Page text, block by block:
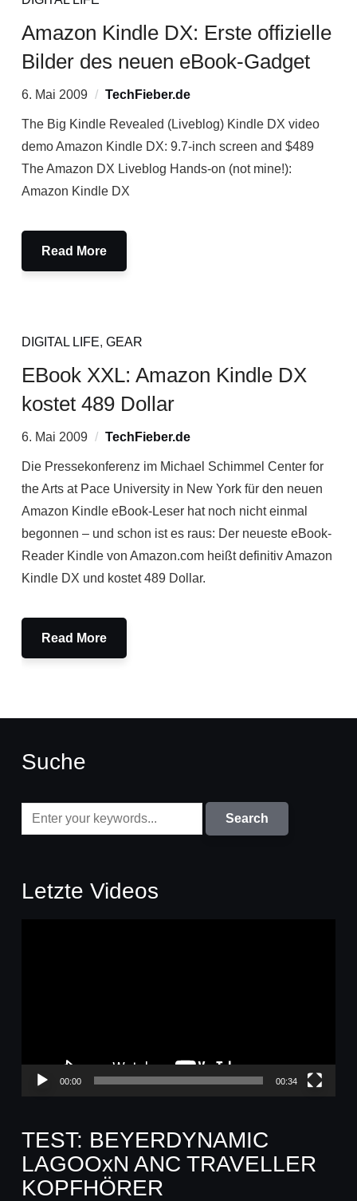
Amazon Kindle DX: Erste offizielle
Bilder des neuen eBook-Gadget
6. Mai 2009 TechFieber.de
The Big Kindle Revealed (Liveblog) Kindle DX video
demo Amazon Kindle DX: 9.7-inch screen and $489
The Amazon DX Liveblog Hands-on (not mine!):
Amazon Kindle DX
Read More
DIGITAL LIFE, GEAR
EBook XXL: Amazon Kindle DX
kostet 489 Dollar
6. Mai 2009 TechFieber.de
Die Pressekonferenz im Michael Schimmel Center for
the Arts at Pace University in New York für den neuen
Amazon Kindle eBook-Leser hat noch nicht einmal
begonnen – und schon ist es raus: Der neueste eBook-
Reader Kindle von Amazon.com heißt definitiv Amazon
Kindle DX und kostet 489 Dollar.
Read More
Suche
Letzte Videos
00:00 00:34
TEST: BEYERDYNAMIC
LAGOOxN ANC TRAVELLER
KOPFHÖRER